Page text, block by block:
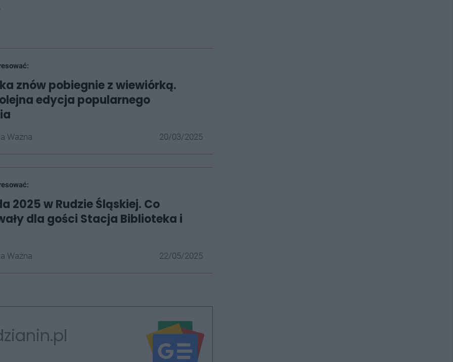
znów pobiegnie z wiewiórką.
edycja popularnego
Ważna 20/03/2025
2025 w Rudzie Śląskiej. Co
dla gości Stacja Biblioteka i
Ważna 22/05/2025